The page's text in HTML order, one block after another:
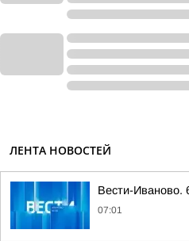
ЛЕНТА НОВОСТЕЙ
Вести-Иваново.
07:01